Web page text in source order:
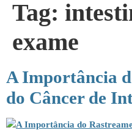
Tag:
exame
A Importância
do Câncer de